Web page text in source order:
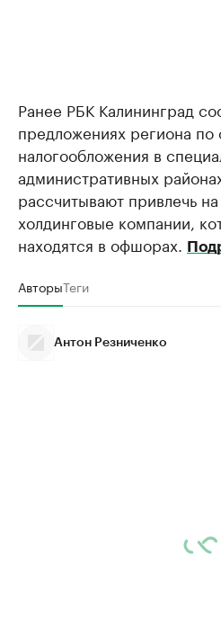
Ранее РБК Калининград
предложениях региона
налогообложения в
административных
рассчитывают привлечь
холдинговые компании,
находятся в офшорах.
АвторыТеги
Антон Резниченко